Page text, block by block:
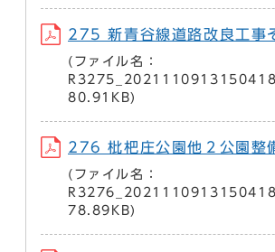
275 新青谷線道路改良工事
(ファイル名：
80.91KB)
276 枇杷庄公園他２公園整
(ファイル名：
78.89KB)